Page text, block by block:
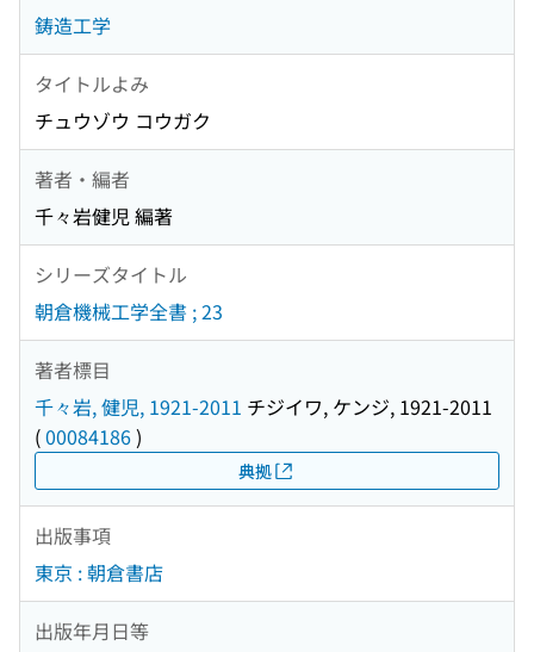
鋳造工学
タイトルよみ
チュウゾウ コウガク
著者・編者
千々岩健児 編著
シリーズタイトル
朝倉機械工学全書 ; 23
著者標目
千々岩, 健児, 1921-2011 チジイワ, ケンジ, 1921-2011
(00084186)
典拠
出版事項
東京 : 朝倉書店
出版年月日等